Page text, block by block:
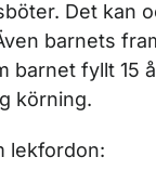
Det kan
barnets
barnet fyllt 15
körning.
lekfordon: